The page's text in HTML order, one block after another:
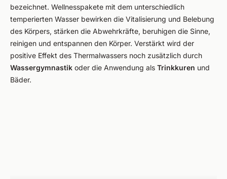
bezeichnet. Wellnesspakete mit dem unterschiedlich
temperierten Wasser bewirken die Vitalisierung und Belebung
des Körpers, stärken die Abwehrkräfte, beruhigen die Sinne,
reinigen und entspannen den Körper. Verstärkt wird der
positive Effekt des Thermalwassers noch zusätzlich durch
Wassergymnastik oder die Anwendung als Trinkkuren und
Bäder.